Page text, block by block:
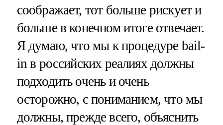
соображает, тот больше рискует и
больше в конечном итоге отвечает.
Я думаю, что мы к процедуре bail-
in в российских реалиях должны
подходить очень и очень
осторожно, с пониманием, что мы
должны, прежде всего, объяснить